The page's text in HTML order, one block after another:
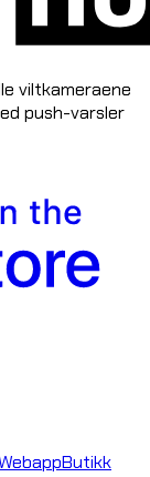
viltkameraene
push-varsler
Butikk